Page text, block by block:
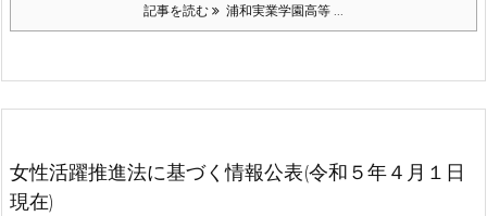
記事を読む 浦和実業学園高等 ...
女性活躍推進法に基づく情報公表(令和５年４月１日
現在)